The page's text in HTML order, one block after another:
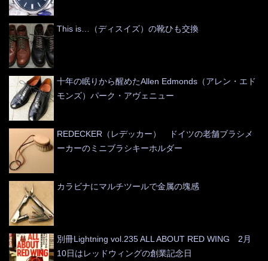
This is…（ディスイズ）の靴ひも交換
十年の眠りから醒めたAllen Edmonds（アレン・エド
モンズ）パーク・アヴェニュー
REDECKER（レデッカー） ドイツの老舗ブラシメ
ーカーのミニブラシキーホルダー
カラビナにマルチツールで金属の塊感
別冊Lightning vol.235 ALL ABOUT RED WING 2月
10日はレッドウィングの創業記念日